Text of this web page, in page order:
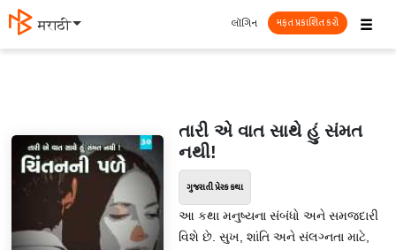
मराठी ☰
લૉગિન મફત પ્રકાશિત કરો
તારી એ વાત સાથે હું સંમત
નથી!
ગુજરાતી પ્રેરક કથા
આ કથા મનુષ્યના સંબંધો અને સમજદારી
વિશે છે. સુખ, શાંતિ અને સંલગ્નતા માટે,